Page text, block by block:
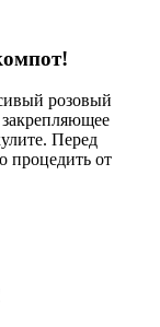
розовый
закрепляющее
Перед
процедить от